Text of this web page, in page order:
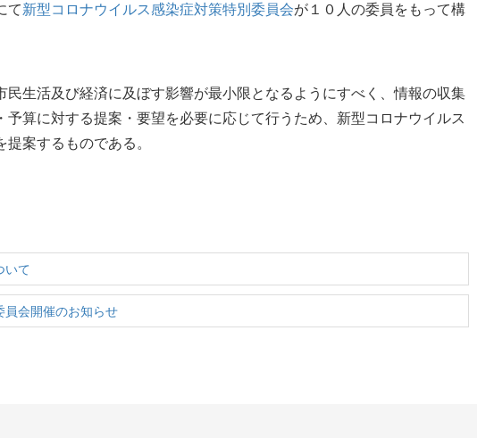
て新型コロナウイルス感染症対策特別委員会が１０人の委員をもって構
民生活及び経済に及ぼす影響が最小限となるようにすべく、情報の収集
予算に対する提案・要望を必要に応じて行うため、新型コロナウイルス
案するものである。
いて
員会開催のお知らせ